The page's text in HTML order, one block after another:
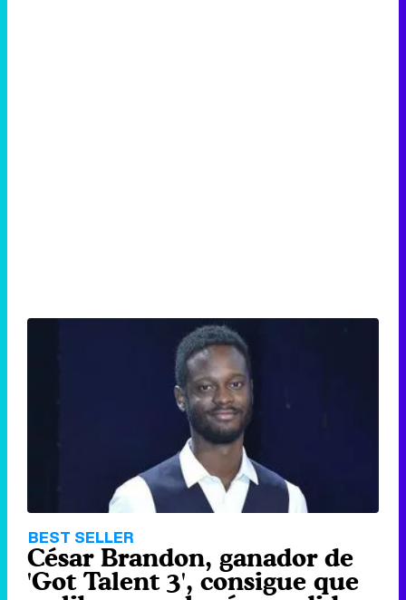
BEST SELLER
César Brandon, ganador de
'Got Talent 3', consigue que